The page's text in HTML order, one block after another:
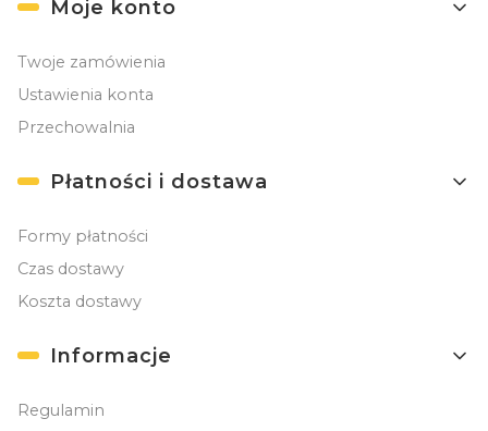
Moje konto
Twoje zamówienia
Ustawienia konta
Przechowalnia
Płatności i dostawa
Formy płatności
Czas dostawy
Koszta dostawy
Informacje
Regulamin